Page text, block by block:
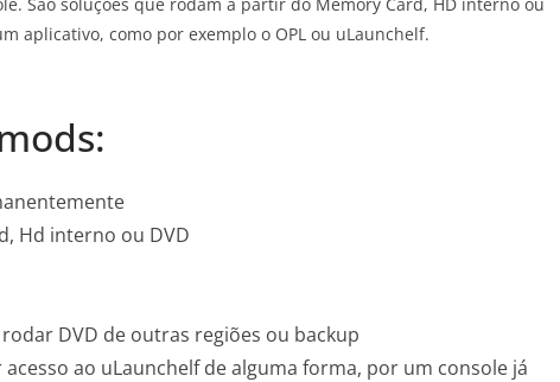
aplicativo, como por exemplo o OPL ou uLaunchelf.
Hd interno ou DVD
DVD de outras regiões ou backup
ao uLaunchelf de alguma forma, por um console já